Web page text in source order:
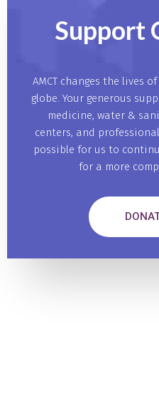
Support
AMCT changes the lives
globe. Your generous
medicine, water &
centers, and
possible for us to
for a more